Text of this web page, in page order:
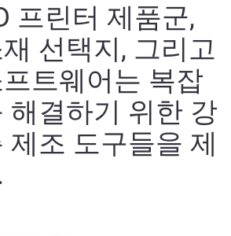
프린터 제품군,
선택지, 그리고
트웨어는 복잡
해결하기 위한 강
제조 도구들을 제